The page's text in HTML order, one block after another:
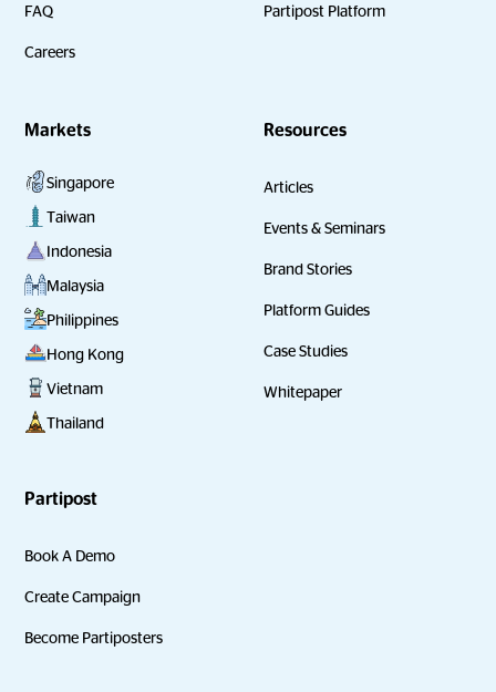
FAQ
Careers
Partipost Platform
Markets
Singapore
Taiwan
Indonesia
Malaysia
Philippines
Hong Kong
Vietnam
Thailand
Resources
Articles
Events & Seminars
Brand Stories
Platform Guides
Case Studies
Whitepaper
Partipost
Book A Demo
Create Campaign
Become Partiposters